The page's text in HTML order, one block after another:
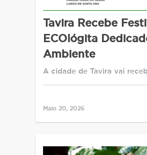
Tavira Recebe
ECOlógita
Ambiente
A cidade de Tavira vai
Maio 20, 2026